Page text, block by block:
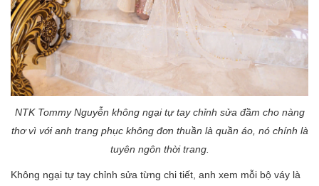
NTK Tommy Nguyễn không ngại tự tay chỉnh sửa đầm cho nàng
thơ vì với anh trang phục không đơn thuần là quần áo, nó chính là
tuyên ngôn thời trang.
Không ngại tự tay chỉnh sửa từng chi tiết, anh xem mỗi bộ váy là